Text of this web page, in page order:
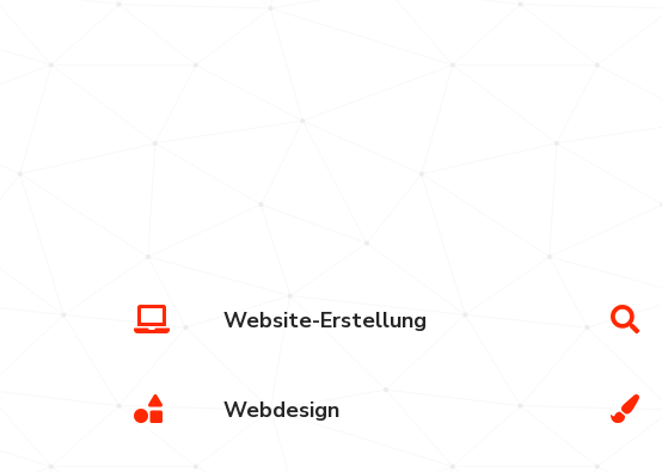
Website-Erstellung
Webdesign